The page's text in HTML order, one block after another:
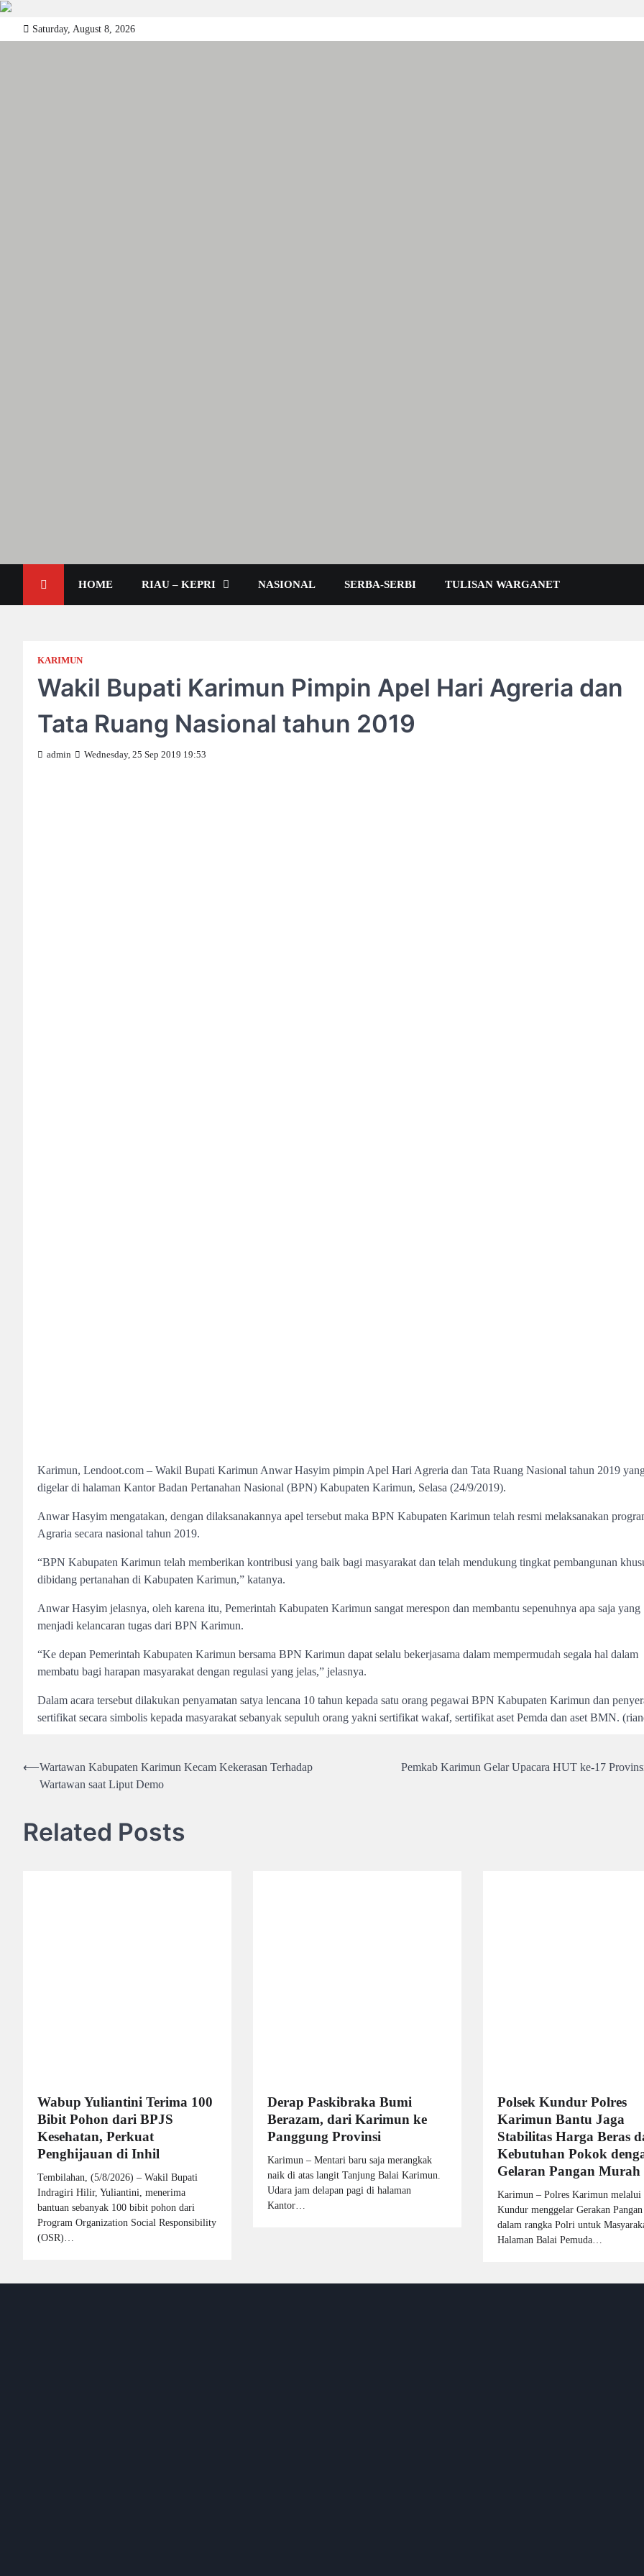
to
Saturday, August 8, 2026
HOME RIAU – KEPRI NASIONAL SERBA-SERBI TULISAN WARGANET
KARIMUN
Wakil Bupati Karimun Pimpin Apel Hari Agreria dan
Tata Ruang Nasional tahun 2019
admin Wednesday, 25 Sep 2019 19:53
Karimun, Lendoot.com – Wakil Bupati Karimun Anwar Hasyim pimpin Apel Hari Agreria dan Tata Ruang Nasional tahun 2019
digelar di halaman Kantor Badan Pertanahan Nasional (BPN) Kabupaten Karimun, Selasa (24/9/2019).
Anwar Hasyim mengatakan, dengan dilaksanakannya apel tersebut maka BPN Kabupaten Karimun telah resmi melaksanakan
Agraria secara nasional tahun 2019.
“BPN Kabupaten Karimun telah memberikan kontribusi yang baik bagi masyarakat dan telah mendukung tingkat pembangunan
dibidang pertanahan di Kabupaten Karimun,” katanya.
Anwar Hasyim jelasnya, oleh karena itu, Pemerintah Kabupaten Karimun sangat merespon dan membantu sepenuhnya apa saja yang
menjadi kelancaran tugas dari BPN Karimun.
“Ke depan Pemerintah Kabupaten Karimun bersama BPN Karimun dapat selalu bekerjasama dalam mempermudah segala hal dalam
membatu bagi harapan masyarakat dengan regulasi yang jelas,” jelasnya.
Dalam acara tersebut dilakukan penyamatan satya lencana 10 tahun kepada satu orang pegawai BPN Kabupaten Karimun dan
sertifikat secara simbolis kepada masyarakat sebanyak sepuluh orang yakni sertifikat wakaf, sertifikat aset Pemda dan aset BMN.
Post
navigation
⟵Wartawan Kabupaten Karimun Kecam Kekerasan Terhadap
Wartawan saat Liput Demo
Pemkab Karimun Gelar Upacara HUT ke-17
Related Posts
Wabup Yuliantini Terima 100
Bibit Pohon dari BPJS
Kesehatan, Perkuat
Penghijauan di Inhil
Tembilahan, (5/8/2026) – Wakil Bupati
Indragiri Hilir, Yuliantini, menerima
bantuan sebanyak 100 bibit pohon dari
Program Organization Social Responsibility
(OSR)…
Derap Paskibraka Bumi
Berazam, dari Karimun ke
Panggung Provinsi
Karimun – Mentari baru saja merangkak
naik di atas langit Tanjung Balai Karimun.
Udara jam delapan pagi di halaman
Kantor…
Polsek Kundur Polres
Karimun Bantu Jaga
Stabilitas Harga Beras
Kebutuhan Pokok
Gelaran Pangan Murah
Karimun – Polres Karimun melalui
Kundur menggelar Gerakan
dalam rangka Polri untuk
Halaman Balai Pemuda…